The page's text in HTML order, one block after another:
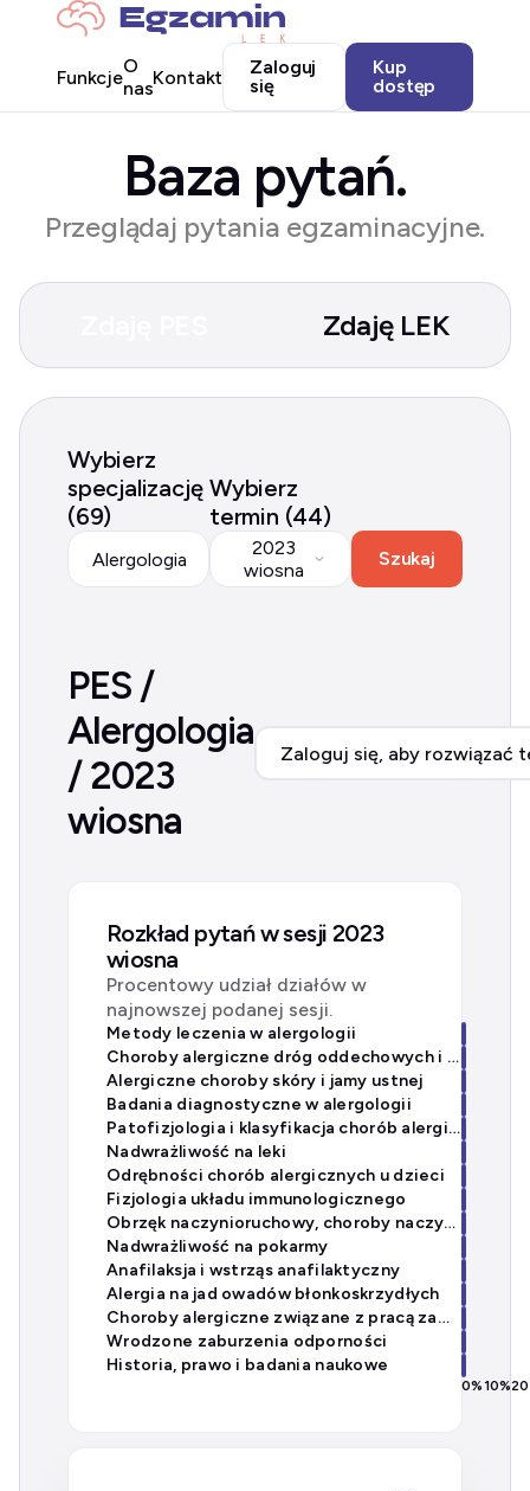
FunkcjeO
nasKontakt
Zaloguj
się
Kup
dostęp
Baza pytań.
Przeglądaj pytania egzaminacyjne.
Zdaję LEK
Wybierz
specjalizację
(69)
Alergologia
Wybierz
termin (44)
2023
wiosna
Szukaj
PES /
Alergologia
/ 2023
wiosna
Zaloguj się, aby rozwiązać
Rozkład pytań w sesji 2023
wiosna
Procentowy udział działów w
najnowszej podanej sesji.
Metody leczenia w alergologii
Choroby alergiczne dróg oddechowych i układu pokarmowego
Alergiczne choroby skóry i jamy ustnej
Badania diagnostyczne w alergologii
Patofizjologia i klasyfikacja chorób alergicznych
Nadwrażliwość na leki
Odrębności chorób alergicznych u dzieci
Fizjologia układu immunologicznego
Obrzęk naczynioruchowy, choroby naczyń i zespoły eozynofilowe
Nadwrażliwość na pokarmy
Anafilaksja i wstrząs anafilaktyczny
Alergia na jad owadów błonkoskrzydłych
Choroby alergiczne związane z pracą zawodową
Wrodzone zaburzenia odporności
Historia, prawo i badania naukowe
0% 10%20